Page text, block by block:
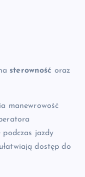
sterowność oraz
manewrowość
jazdy
dostęp do